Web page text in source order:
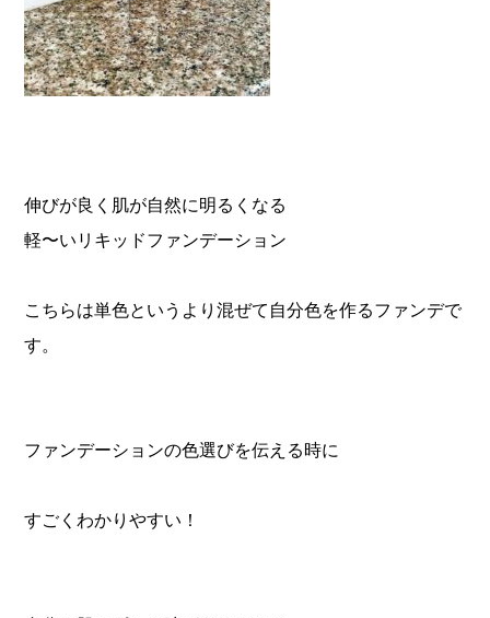
伸びが良く肌が自然に明るくなる
軽〜いリキッドファンデーション
こちらは単色というより混ぜて自分色を作るファンデで
す。
ファンデーションの色選びを伝える時に
すごくわかりやすい！